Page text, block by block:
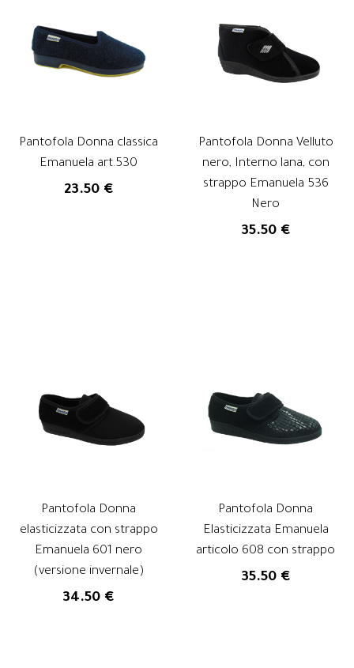
Pantofola Donna classica
Emanuela art.530
23.50 €
Pantofola Donna Velluto
nero, Interno lana, con
strappo Emanuela 536
Nero
35.50 €
Pantofola Donna
elasticizzata con strappo
Emanuela 601 nero
(versione invernale)
34.50 €
Pantofola Donna
Elasticizzata Emanuela
articolo 608 con strappo
35.50 €